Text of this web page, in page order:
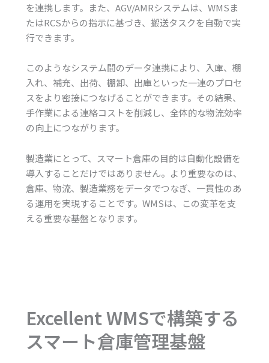
を連携します。また、AGV/AMRシステムは、WMSま
たはRCSからの指示に基づき、搬送タスクを自動で実
行できます。
このようなシステム間のデータ連携により、入庫、棚
入れ、補充、出荷、棚卸、出庫といった一連のプロセ
スをより密接につなげることができます。その結果、
手作業による連絡コストを削減し、全体的な物流効率
の向上につながります。
製造業にとって、スマート倉庫の目的は自動化設備を
導入することだけではありません。より重要なのは、
倉庫、物流、製造業務をデータでつなぎ、一貫性のあ
る運用を実現することです。WMSは、この変革を支
える重要な基盤となります。
Excellent WMSで構築する
スマート倉庫管理基盤